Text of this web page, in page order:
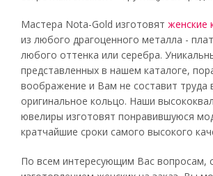
Мастера Nota-Gold изготовят женские
из любого драгоценного металла -
любого оттенка или серебра.
представленных в нашем каталоге,
воображение и Вам не составит труда
оригинальное кольцо. Наши
ювелиры изготовят понравившуюся
кратчайшие сроки самого высокого
По всем интересующим Вас вопросам,